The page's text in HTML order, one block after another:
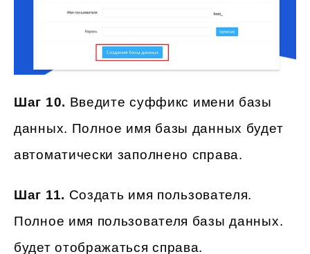
Шаг 10. Введите суффикс имени базы
данных. Полное имя базы данных будет
автоматически заполнено справа.
Шаг 11. Создать имя пользователя.
Полное имя пользователя базы данных.
будет отображаться справа.